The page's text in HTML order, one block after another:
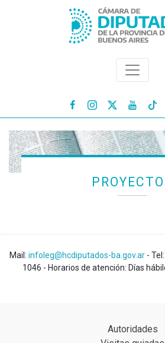
 
Mail: infoleg@hcdiputados-ba.gov.ar -
1046 - Horarios de atención: Días
Autoridades